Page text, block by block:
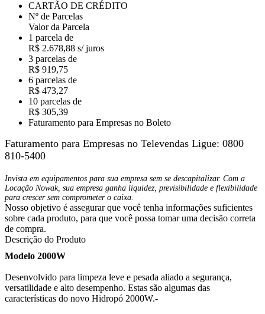
CARTÃO DE CRÉDITO
Nº de Parcelas
Valor da Parcela
1 parcela de
R$ 2.678,88 s/ juros
3 parcelas de
R$ 919,75
6 parcelas de
R$ 473,27
10 parcelas de
R$ 305,39
Faturamento para Empresas no Boleto
Faturamento para Empresas no Televendas Ligue: 0800
810-5400
Invista em equipamentos para sua empresa sem se descapitalizar. Com a
Locação Nowak, sua empresa ganha liquidez, previsibilidade e flexibilidade
para crescer sem comprometer o caixa.
Nosso objetivo é assegurar que você tenha informações suficientes
sobre cada produto, para que você possa tomar uma decisão correta
de compra.
Descrição do Produto
Modelo 2000W
Desenvolvido para limpeza leve e pesada aliado a segurança,
versatilidade e alto desempenho. Estas são algumas das
características do novo Hidropó 2000W.-